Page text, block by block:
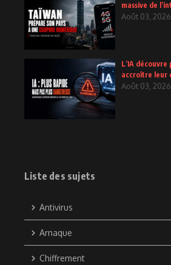
massive de
Août 03, 2026
L’IA découvre
accroître leur
Août 03, 2026
Liste des sujets
Antivirus
Arnaque
Chiffrement